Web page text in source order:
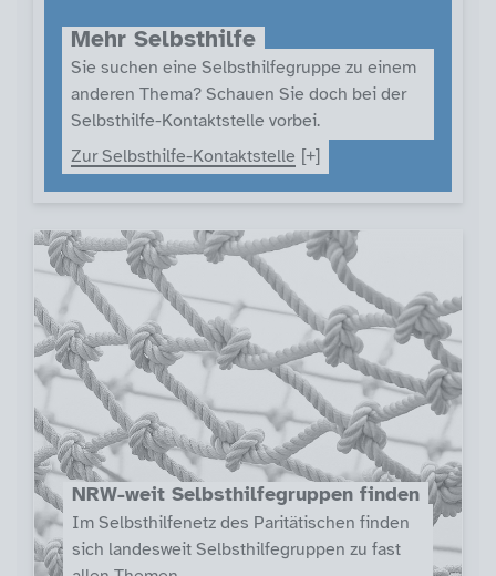
Mehr Selbsthilfe
Sie suchen eine Selbsthilfegruppe zu einem
anderen Thema? Schauen Sie doch bei der
Selbsthilfe-Kontaktstelle vorbei.
Zur Selbsthilfe-Kontaktstelle
NRW-weit Selbsthilfegruppen finden
Im Selbsthilfenetz des Paritätischen finden
sich landesweit Selbsthilfegruppen zu fast